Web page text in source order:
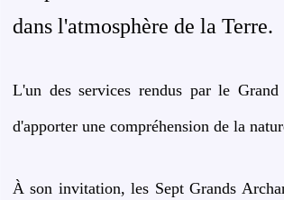
dans l'atmosphère de la Terre.
L'un des services rendus par le
d'apporter une compréhension de la
À son invitation, les Sept Grands